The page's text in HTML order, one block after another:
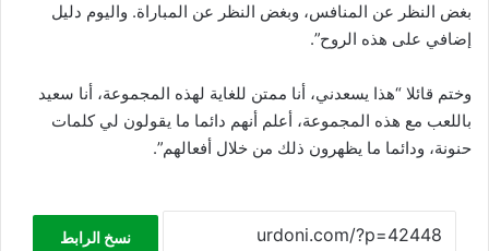
بغض النظر عن المنافس، وبغض النظر عن المباراة. واليوم دليل
إضافي على هذه الروح”.
وختم قائلا “هذا يسعدني، أنا ممتن للغاية لهذه المجموعة، أنا سعيد
باللعب مع هذه المجموعة، أعلم أنهم دائما ما يقولون لي كلمات
حنونة، ودائما ما يظهرون ذلك من خلال أفعالهم”.
نسخ الرابط